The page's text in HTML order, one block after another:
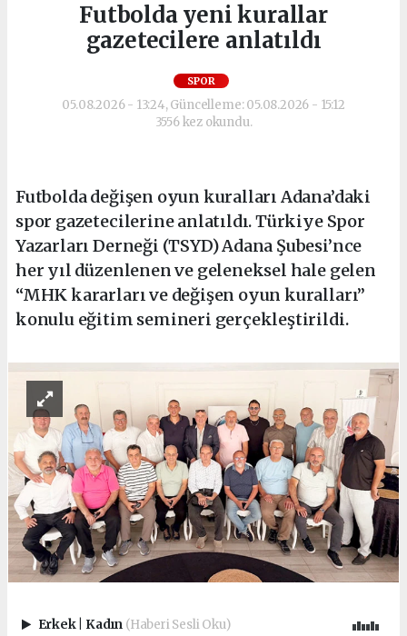
Futbolda yeni kurallar
gazetecilere anlatıldı
SPOR
05.08.2026 - 13:24, Güncelleme: 05.08.2026 - 15:12
3556 kez okundu.
Futbolda değişen oyun kuralları Adana’daki
spor gazetecilerine anlatıldı. Türkiye Spor
Yazarları Derneği (TSYD) Adana Şubesi’nce
her yıl düzenlenen ve geleneksel hale gelen
“MHK kararları ve değişen oyun kuralları”
konulu eğitim semineri gerçekleştirildi.
Erkek Kadın (Haberi Sesli Oku)